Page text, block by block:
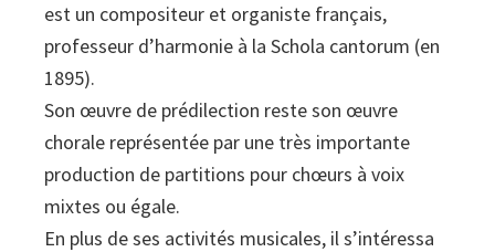
est un compositeur et organiste français,
professeur d’harmonie à la Schola cantorum (en
1895).
Son œuvre de prédilection reste son œuvre
chorale représentée par une très importante
production de partitions pour chœurs à voix
mixtes ou égale.
En plus de ses activités musicales, il s’intéressa